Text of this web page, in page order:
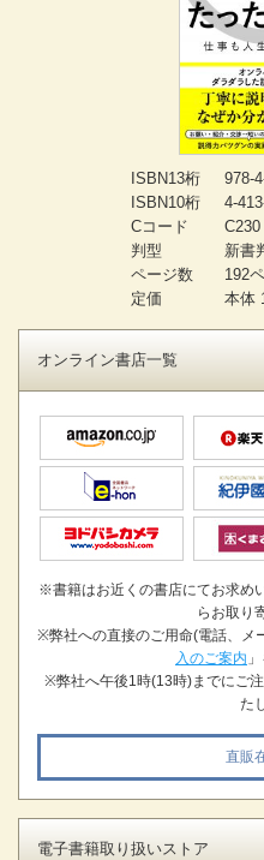
ISBN13桁
978-
ISBN10桁
4-
Cコード
C230
判型
新書
ページ数
192
定価
本体
オンライン書店一覧
※書籍はお近くの書店にてお求め
らお取り
※弊社への直接のご用命(電話、メ
入のご案内
※弊社へ午後1時(13時)までにご
た
直販
電子書籍取り扱いストア